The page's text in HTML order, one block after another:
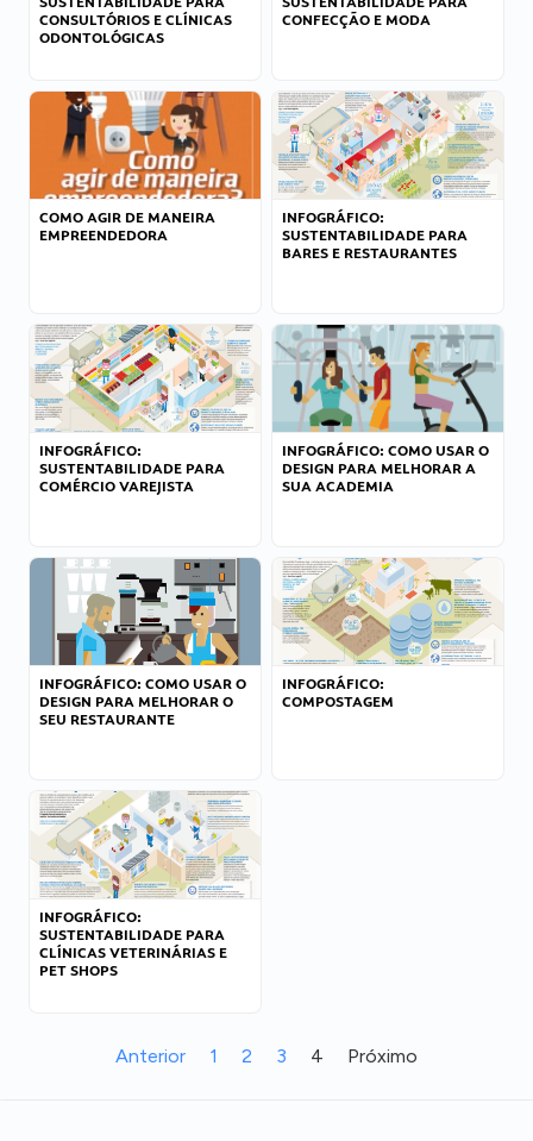
CONSULTÓRIOS E CLÍNICAS
ODONTOLÓGICAS
CONFECÇÃO E MODA
COMO AGIR DE MANEIRA
EMPREENDEDORA
INFOGRÁFICO:
SUSTENTABILIDADE PARA
BARES E RESTAURANTES
INFOGRÁFICO:
SUSTENTABILIDADE PARA
COMÉRCIO VAREJISTA
INFOGRÁFICO: COMO USAR O
DESIGN PARA MELHORAR A
SUA ACADEMIA
INFOGRÁFICO: COMO USAR O
DESIGN PARA MELHORAR O
SEU RESTAURANTE
INFOGRÁFICO:
COMPOSTAGEM
INFOGRÁFICO:
SUSTENTABILIDADE PARA
CLÍNICAS VETERINÁRIAS E
PET SHOPS
Anterior 1 2 3 4 Próximo